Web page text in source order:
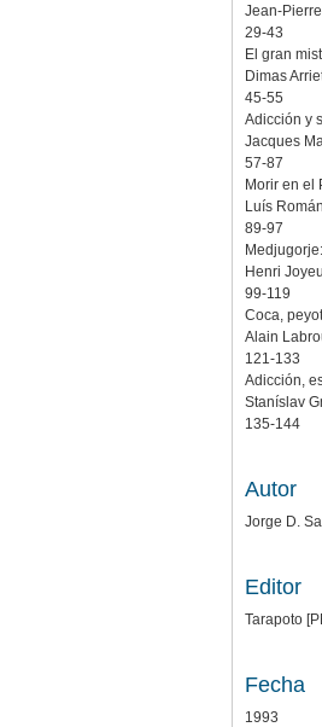
Jean-
29-43
El gran
Dimas
45-55
Adicción y
Jacques
57-87
Morir en el
Luís Román
89-97
Henri
99-119
Coca,
Alain
121-133
Adicción,
Staníslav
135-144
Autor
Jorge D.
Editor
Tarapoto
Fecha
1993